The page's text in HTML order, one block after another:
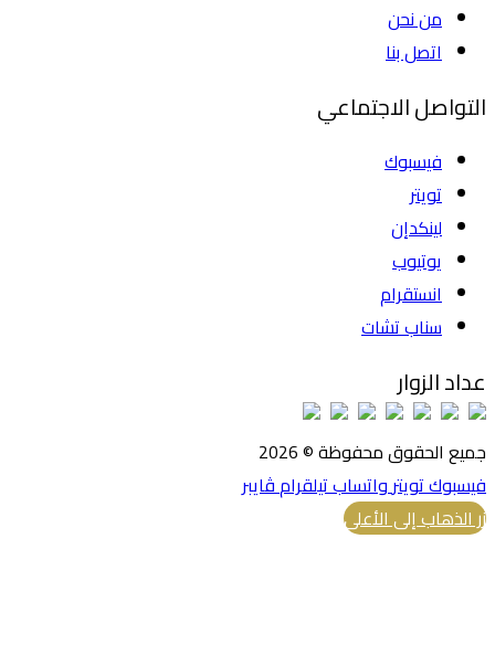
من نحن
اتصل بنا
التواصل الاجتماعي
فيسبوك
تويتر
لينكدإن
يوتيوب
انستقرام
سناب تشات
عداد الزوار
جميع الحقوق محفوظة © 2026
فيسبوكتويتر واتسابتيلقرامڤايبر
زر الذهاب إلى الأعلى